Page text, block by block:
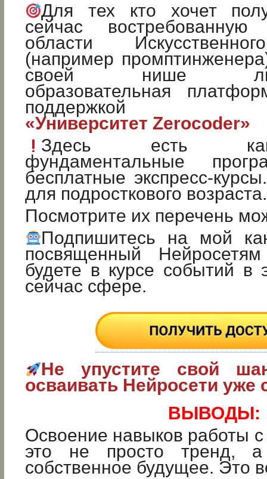
Для тех кто хочет
сейчас
области
(например
своей нише
образовательная
поддержкой
«Университет Zerocoder»
Здесь есть
фундаментальные
бесплатные экспресс-
для подросткового возраста.
Посмотрите их перечень
Подпишитесь на мой
посвященный
будете в курсе событий в
сейчас сфере.
Не упустите свой
осваивать Нейросети уже
ВЫВОДЫ:
Освоение навыков работы
это не просто тренд, а
собственное будущее. Это